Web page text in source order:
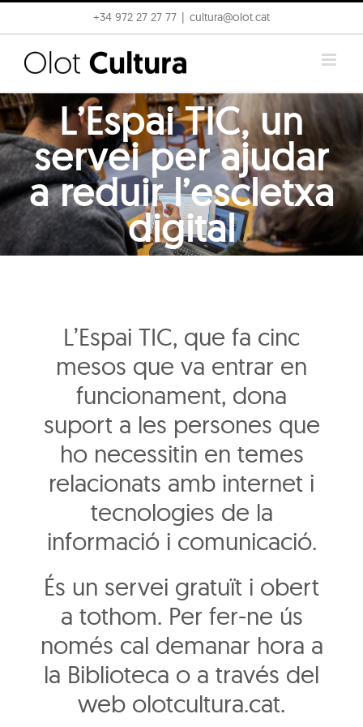
to
content
+34 972 27 27 77 cultura@olot.cat
L’Espai TIC, un
servei per ajudar
a reduir l’escletxa
digital
L’Espai TIC, que fa cinc
mesos que va entrar en
funcionament, dona
suport a les persones que
ho necessitin en temes
relacionats amb internet i
tecnologies de la
informació i comunicació.
És un servei gratuït i obert
a tothom. Per fer-ne ús
només cal demanar hora a
la Biblioteca o a través del
web olotcultura.cat.